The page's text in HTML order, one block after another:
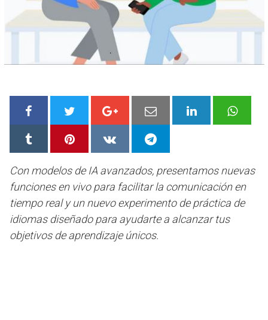
Con modelos de IA avanzados, presentamos nuevas
funciones en vivo para facilitar la comunicación en
tiempo real y un nuevo experimento de práctica de
idiomas diseñado para ayudarte a alcanzar tus
objetivos de aprendizaje únicos.